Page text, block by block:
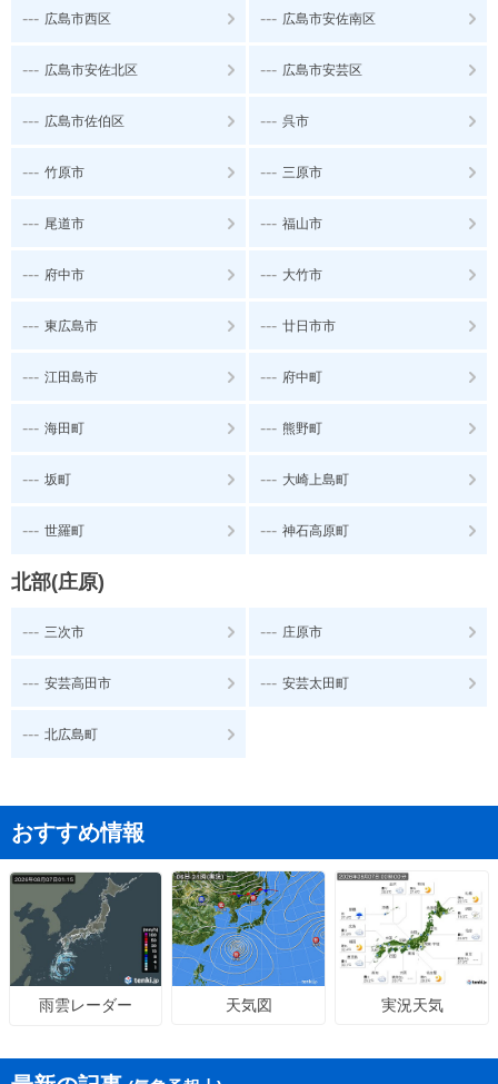
--- 広島市西区 --- 広島市安佐南区
--- 広島市安佐北区 --- 広島市安芸区
--- 広島市佐伯区 --- 呉市
--- 竹原市 --- 三原市
--- 尾道市 --- 福山市
--- 府中市 --- 大竹市
--- 東広島市 --- 廿日市市
--- 江田島市 --- 府中町
--- 海田町 --- 熊野町
--- 坂町 --- 大崎上島町
--- 世羅町 --- 神石高原町
北部(庄原)
--- 三次市 --- 庄原市
--- 安芸高田市 --- 安芸太田町
--- 北広島町
おすすめ情報
雨雲レーダー 天気図 実況天気